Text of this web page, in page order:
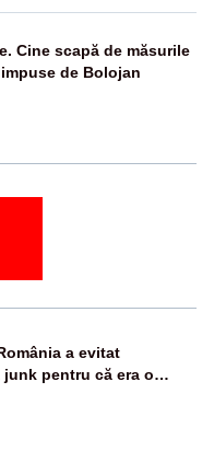
Cine scapă de măsurile
de Bolojan
a evitat
junk pentru că era o
bănci și fondurile de